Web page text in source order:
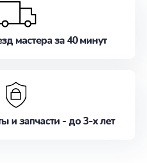
мастера за 40 минут
и запчасти - до 3-х лет